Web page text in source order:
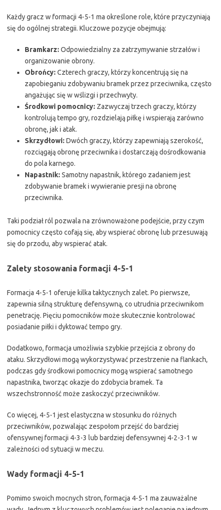
Każdy gracz w formacji 4-5-1 ma określone role, które przyczyniają
się do ogólnej strategii. Kluczowe pozycje obejmują:
Bramkarz: Odpowiedzialny za zatrzymywanie strzałów i
organizowanie obrony.
Obrońcy: Czterech graczy, którzy koncentrują się na
zapobieganiu zdobywaniu bramek przez przeciwnika, często
angażując się w wślizgi i przechwyty.
Środkowi pomocnicy: Zazwyczaj trzech graczy, którzy
kontrolują tempo gry, rozdzielają piłkę i wspierają zarówno
obronę, jak i atak.
Skrzydłowi: Dwóch graczy, którzy zapewniają szerokość,
rozciągają obronę przeciwnika i dostarczają dośrodkowania
do pola karnego.
Napastnik: Samotny napastnik, którego zadaniem jest
zdobywanie bramek i wywieranie presji na obronę
przeciwnika.
Taki podział ról pozwala na zrównoważone podejście, przy czym
pomocnicy często cofają się, aby wspierać obronę lub przesuwają
się do przodu, aby wspierać atak.
Zalety stosowania formacji 4-5-1
Formacja 4-5-1 oferuje kilka taktycznych zalet. Po pierwsze,
zapewnia silną strukturę defensywną, co utrudnia przeciwnikom
penetrację. Pięciu pomocników może skutecznie kontrolować
posiadanie piłki i dyktować tempo gry.
Dodatkowo, formacja umożliwia szybkie przejścia z obrony do
ataku. Skrzydłowi mogą wykorzystywać przestrzenie na flankach,
podczas gdy środkowi pomocnicy mogą wspierać samotnego
napastnika, tworząc okazje do zdobycia bramek. Ta
wszechstronność może zaskoczyć przeciwników.
Co więcej, 4-5-1 jest elastyczna w stosunku do różnych
przeciwników, pozwalając zespołom przejść do bardziej
ofensywnej formacji 4-3-3 lub bardziej defensywnej 4-2-3-1 w
zależności od sytuacji w meczu.
Wady formacji 4-5-1
Pomimo swoich mocnych stron, formacja 4-5-1 ma zauważalne